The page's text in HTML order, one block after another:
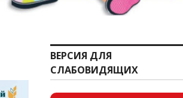
ВЕРСИЯ ДЛЯ
СЛАБОВИДЯЩИХ